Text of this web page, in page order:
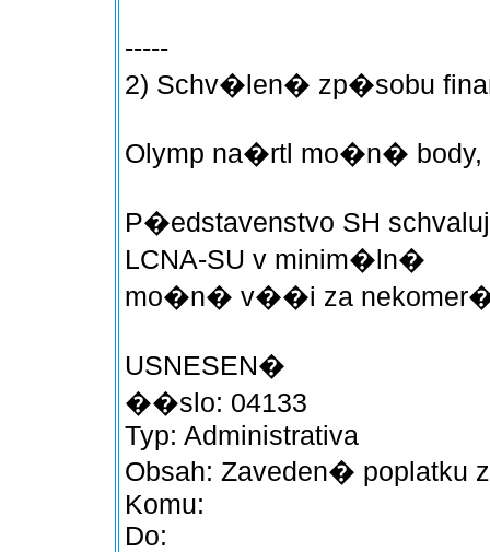
-----
2) Schv�len� zp�sobu
Olymp na�rtl mo�n� body,
P�edstavenstvo SH
LCNA-SU v minim�ln�
mo�n� v��i za
USNESEN�
��slo: 04133
Typ: Administrativa
Obsah: Zaveden� poplatku
Komu:
Do: